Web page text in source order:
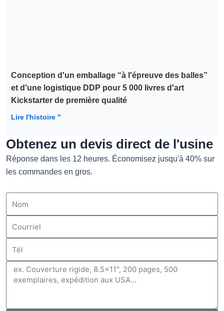
Conception d'un emballage “à l'épreuve des balles”
et d'une logistique DDP pour 5 000 livres d'art
Kickstarter de première qualité
Lire l'histoire "
Obtenez un devis direct de l'usine
Réponse dans les 12 heures. Économisez jusqu'à 40% sur
les commandes en gros.
Message